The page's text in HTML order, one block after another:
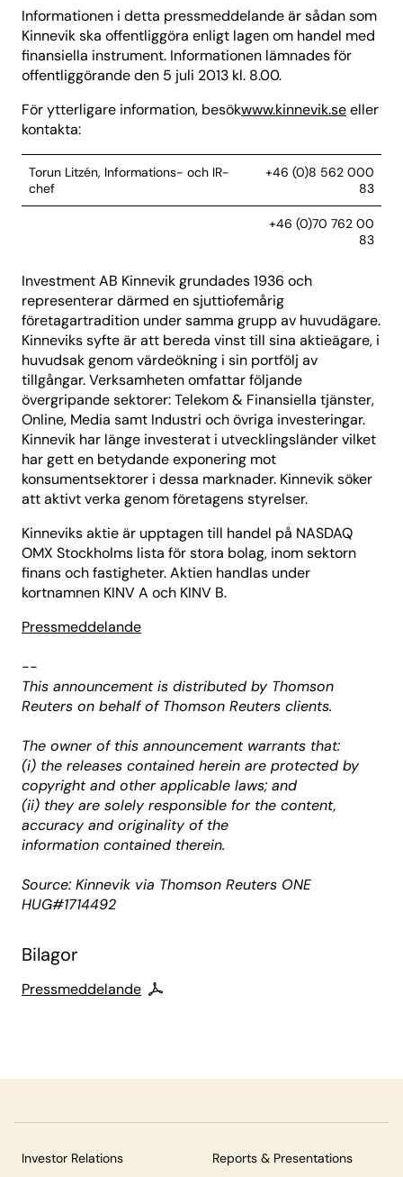
Informationen i detta pressmeddelande är sådan som
Kinnevik ska offentliggöra enligt lagen om handel med
finansiella instrument. Informationen lämnades för
offentliggörande den 5 juli 2013 kl. 8.00.
För ytterligare information, besökwww.kinnevik.seeller
kontakta:
Torun Litzén, Informations- och IR-
chef
+46 (0)8 562 000
83
+46 (0)70 762 00
83
Investment AB Kinnevik grundades 1936 och
representerar därmed en sjuttiofemårig
företagartradition under samma grupp av huvudägare.
Kinneviks syfte är att bereda vinst till sina aktieägare, i
huvudsak genom värdeökning i sin portfölj av
tillgångar. Verksamheten omfattar följande
övergripande sektorer: Telekom & Finansiella tjänster,
Online, Media samt Industri och övriga investeringar.
Kinnevik har länge investerat i utvecklingsländer vilket
har gett en betydande exponering mot
konsumentsektorer i dessa marknader. Kinnevik söker
att aktivt verka genom företagens styrelser.
Kinneviks aktie är upptagen till handel på NASDAQ
OMX Stockholms lista för stora bolag, inom sektorn
finans och fastigheter. Aktien handlas under
kortnamnen KINV A och KINV B.
Pressmeddelande
--
This announcement is distributed by Thomson
Reuters on behalf of Thomson Reuters clients.
The owner of this announcement warrants that:
(i) the releases contained herein are protected by
copyright and other applicable laws; and
(ii) they are solely responsible for the content,
accuracy and originality of the
information contained therein.
Source: Kinnevik via Thomson Reuters ONE
HUG#1714492
Bilagor
Pressmeddelande
Investor Relations Reports & Presentations